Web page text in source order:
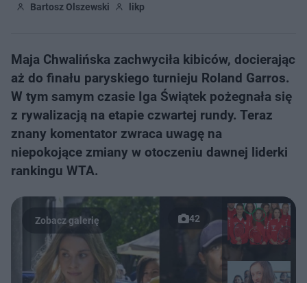
Bartosz Olszewski likp
Maja Chwalińska zachwyciła kibiców, docierając
aż do finału paryskiego turnieju Roland Garros.
W tym samym czasie Iga Świątek pożegnała się
z rywalizacją na etapie czwartej rundy. Teraz
znany komentator zwraca uwagę na
niepokojące zmiany w otoczeniu dawnej liderki
rankingu WTA.
42